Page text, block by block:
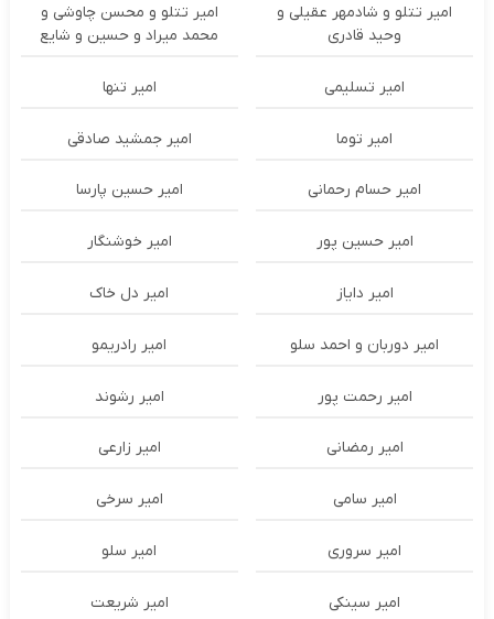
امیر تتلو و شادمهر عقیلی و
وحید قادری
امیر تتلو و محسن چاوشی و
محمد میراد و حسین و شایع
امیر تسلیمی امیر تنها
امیر توما امیر جمشید صادقی
امیر حسام رحمانی امیر حسین پارسا
امیر حسین پور امیر خوشنگار
امیر دایاز امیر دل خاک
امیر دوربان و احمد سلو امیر رادریمو
امیر رحمت پور امیر رشوند
امیر رمضانی امیر زارعی
امیر سامی امیر سرخی
امیر سروری امیر سلو
امیر سینکی امیر شریعت